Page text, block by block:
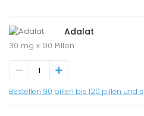
Adalat
30 mg x 90 Pillen
Bestellen 90 pillen bis 120 pillen und